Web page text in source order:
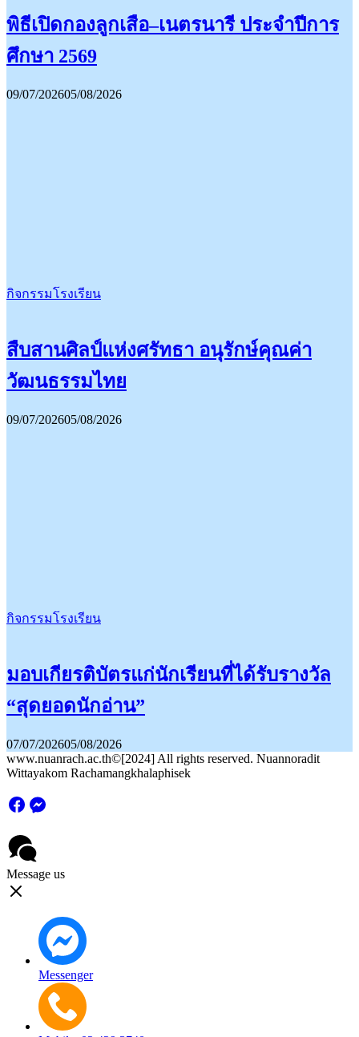
พิธีเปิดกองลูกเสือ–เนตรนารี ประจำปีการ
ศึกษา 2569
09/07/202605/08/2026
กิจกรรมโรงเรียน
สืบสานศิลป์แห่งศรัทธา อนุรักษ์คุณค่า
วัฒนธรรมไทย
09/07/202605/08/2026
กิจกรรมโรงเรียน
มอบเกียรติบัตรแก่นักเรียนที่ได้รับรางวัล
“สุดยอดนักอ่าน”
07/07/202605/08/2026
www.nuanrach.ac.th©[2024] All rights reserved. Nuannoradit
Wittayakom Rachamangkhalaphisek
Message us
Messenger